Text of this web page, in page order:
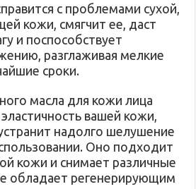
с проблемами сухой,
кожи, смягчит ее, даст
и поспособствует
разглаживая мелкие
сроки.
масла для кожи лица
вашей кожи,
надолго шелушение
Оно подходит
кожи и снимает различные
обладает регенерирующим